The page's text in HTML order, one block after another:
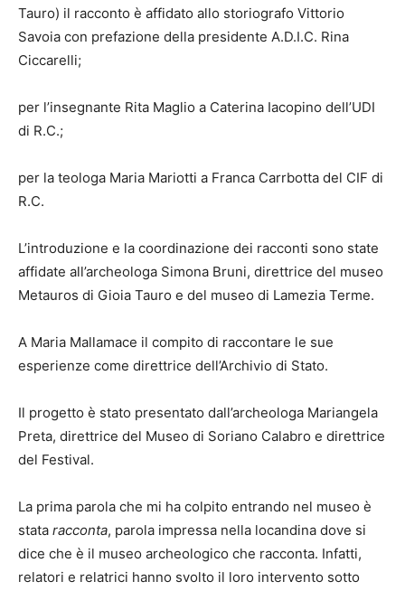
Tauro) il racconto è affidato allo storiografo Vittorio
Savoia con prefazione della presidente A.D.I.C. Rina
Ciccarelli;
per l’insegnante Rita Maglio a Caterina Iacopino dell’UDI
di R.C.;
per la teologa Maria Mariotti a Franca Carrbotta del CIF di
R.C.
L’introduzione e la coordinazione dei racconti sono state
affidate all’archeologa Simona Bruni, direttrice del museo
Metauros di Gioia Tauro e del museo di Lamezia Terme.
A Maria Mallamace il compito di raccontare le sue
esperienze come direttrice dell’Archivio di Stato.
Il progetto è stato presentato dall’archeologa Mariangela
Preta, direttrice del Museo di Soriano Calabro e direttrice
del Festival.
La prima parola che mi ha colpito entrando nel museo è
stata racconta, parola impressa nella locandina dove si
dice che è il museo archeologico che racconta. Infatti,
relatori e relatrici hanno svolto il loro intervento sotto